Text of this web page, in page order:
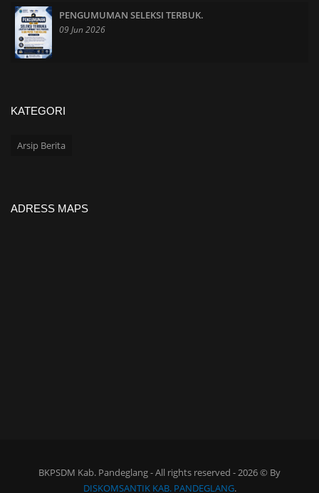
PENGUMUMAN SELEKSI TERBUK.
09 Jun 2026
KATEGORI
Arsip Berita
ADRESS MAPS
BKPSDM Kab. Pandeglang - All rights reserved - 2026 © By
DISKOMSANTIK KAB. PANDEGLANG.